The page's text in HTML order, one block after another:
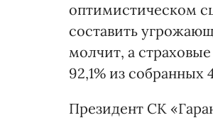
оптимистическом
составить
молчит, а
92,1% из собранных
Президент СК